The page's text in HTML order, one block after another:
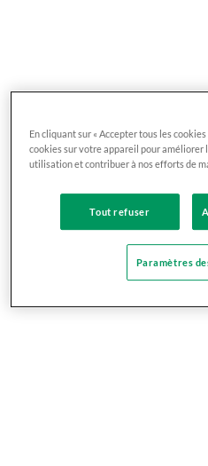
En cliquant sur « Accepter tous les
cookies sur votre appareil pour améliorer
utilisation et contribuer à nos efforts de
Tout refuser
Paramètres